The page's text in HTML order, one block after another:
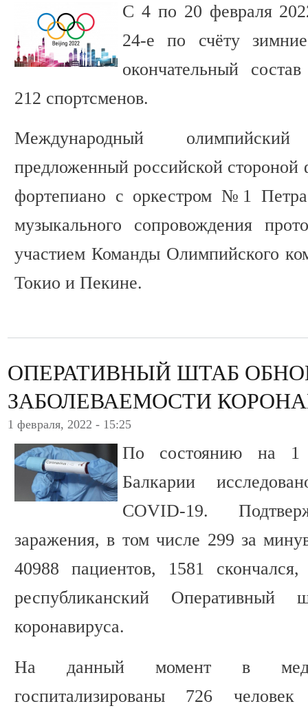
С 4 по 20 февраля
24-е по счёту
окончательный
212 спортсменов.
Международный
предложенный российской стороной
фортепиано с оркестром №1 Петра
музыкального сопровождения
участием Команды Олимпийского
Токио и Пекине.
ОПЕРАТИВНЫЙ ШТАБ
ЗАБОЛЕВАЕМОСТИ
1 февраля, 2022 - 15:25
По состоянию на 1
Балкарии
COVID-19.
заражения, в том числе 299 за
40988 пациентов, 1581
республиканский Оперативный
коронавируса.
На данный момент в
госпитализированы 726